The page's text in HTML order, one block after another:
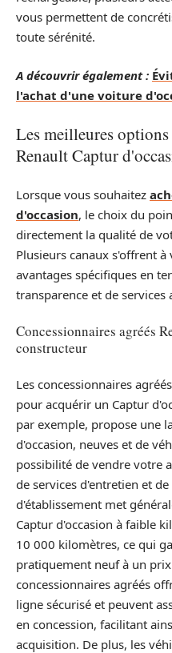
vous permettent de
toute sérénité.
A découvrir également :
l'achat d'une voiture
Les meilleures
Renault Captur
Lorsque vous souhaitez
d'occasion, le choix du
directement la qualité de
Plusieurs canaux s'offrent
avantages spécifiques en
transparence et de services
Concessionnaires agréés
constructeur
Les concessionnaires
pour acquérir un Captur
par exemple, propose une
d'occasion, neuves et de
possibilité de vendre votre
de services d'entretien et
d'établissement met
Captur d'occasion à faible
10 000 kilomètres, ce qui
pratiquement neuf à un
concessionnaires agréés
ligne sécurisé et peuvent
en concession, facilitant
acquisition. De plus, les